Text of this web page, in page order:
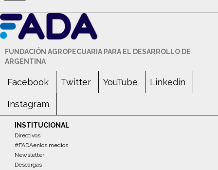
FUNDACIÓN AGROPECUARIA PARA EL DESARROLLO DE
ARGENTINA
Facebook Twitter YouTube Linkedin
Instagram
INSTITUCIONAL
Directivos
#FADAenlos medios
Newsletter
Descargas